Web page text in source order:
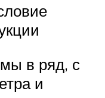
в ряд, с
и